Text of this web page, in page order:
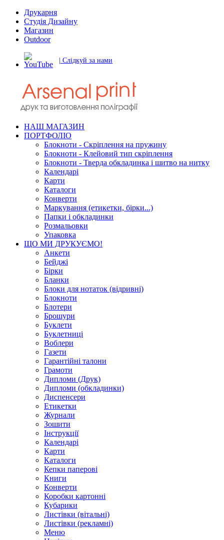
Друкарня
Студія Дизайну
Магазин
Outdoor
| Слідкуй за нами
НАШ МАГАЗИН
ПОРТФОЛІО
Блокноти - Скріплення на пружину
Блокноти - Клейовий тип скріплення
Блокноти - Тверда обкладинка і шитво на нитку
Календарі
Карти
Каталоги
Конверти
Маркування (етикетки, бірки...)
Папки і обкладинки
Розмальовки
Упаковка
ЩО МИ ДРУКУЄМО!
Анкети
Бейджі
Бірки
Бланки
Блоки для нотаток (відривні)
Блокноти
Блотери
Брошури
Буклети
Буклетниці
Воблери
Газети
Гарантійні талони
Грамоти
Дипломи (Друк)
Дипломи (обкладинки)
Диспенсери
Етикетки
Журнали
Зошити
Інструкції
Календарі
Карти
Каталоги
Кепки паперові
Книги
Конверти
Коробки картонні
Кубарики
Листівки (вітальні)
Листівки (рекламні)
Меню